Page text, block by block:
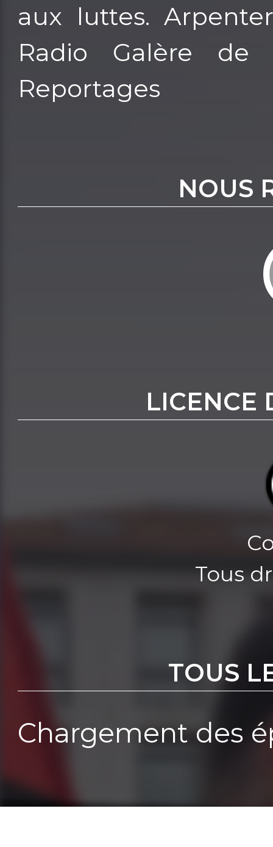
aux luttes.
Radio Galère de
Reportages
NOUS
LICENCE
Tous
TOUS
Chargement des